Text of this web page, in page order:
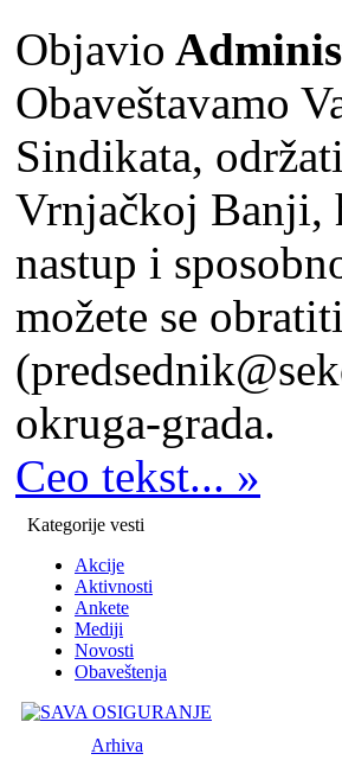
Objavio
Obaveštavamo
Sindikata,
Vrnjačkoj Banji,
nastup i
možete se
okruga-grada.
Ceo tekst... »
Kategorije vesti
Akcije
Aktivnosti
Ankete
Mediji
Novosti
Obaveštenja
Arhiva